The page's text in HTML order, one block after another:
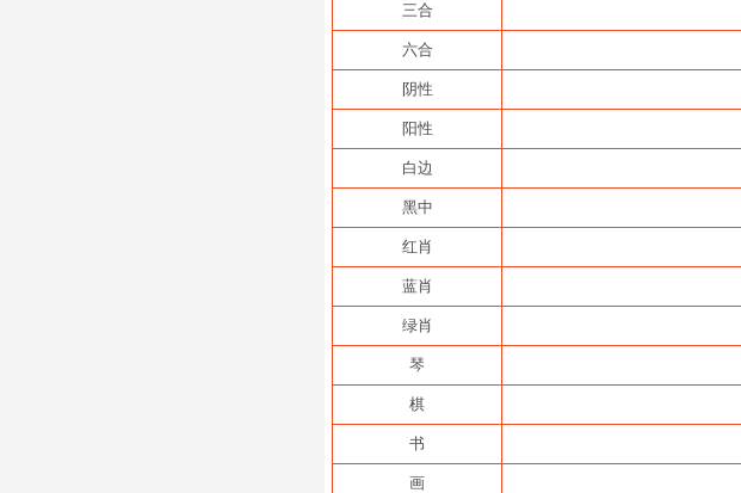
三合
六合
阴性
阳性
白边
黑中
红肖
蓝肖
绿肖
琴
棋
书
画